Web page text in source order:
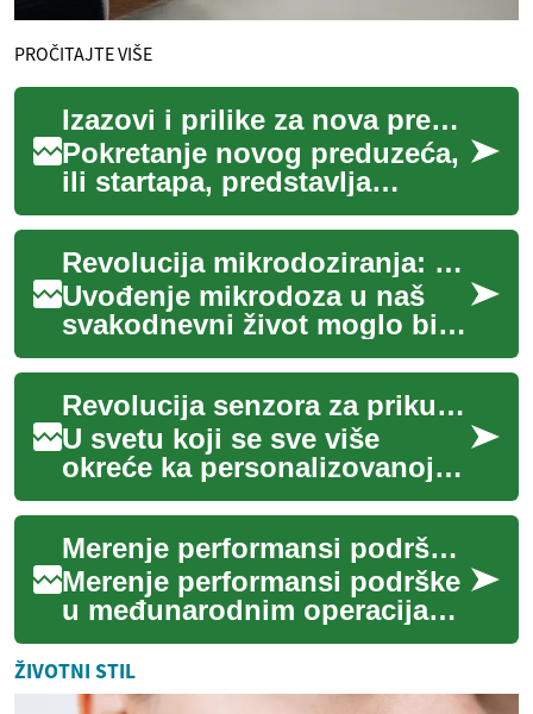
PROČITAJTE VIŠE
Izazovi i prilike za nova preduzeća
Pokretanje novog preduzeća,
ili startapa, predstavlja
dinamično putovanje
ispunjeno jedinstvenim
izazovima i izvanred...
Revolucija mikrodoziranja: Nova paradigma u održavanju zdravlja
Uvođenje mikrodoza u naš
svakodnevni život moglo bi
biti ključ za optimalno
zdravlje i blagostanje. Ova
inovativna pr...
Revolucija senzora za prikupljanje podataka o zdravlju
U svetu koji se sve više
okreće ka personalizovanoj
zdravstvenoj zaštiti, nova
generacija minijaturnih
senzora obećav...
Merenje performansi podrške: ključni KPI za međunarodne operacije
Merenje performansi podrške
u međunarodnim operacijama
zahteva jasno definisane KPI,
razumevanje različitih kanala i
...
ŽIVOTNI STIL